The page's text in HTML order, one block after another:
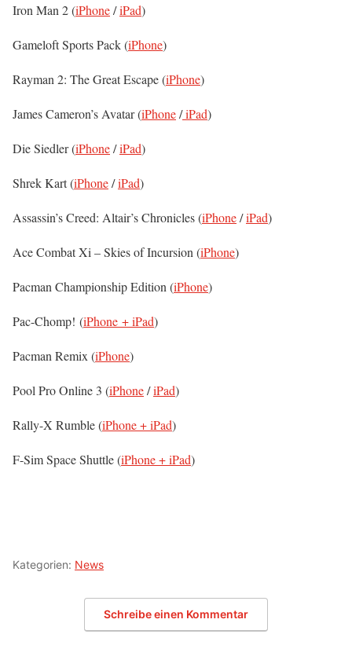
Iron Man 2 (iPhone/iPad)
Gameloft Sports Pack (iPhone)
Rayman 2: The Great Escape (iPhone)
James Cameron’s Avatar (iPhone/iPad)
Die Siedler (iPhone/iPad)
Shrek Kart (iPhone/iPad)
Assassin’s Creed: Altair’s Chronicles (iPhone/iPad)
Ace Combat Xi – Skies of Incursion (iPhone)
Pacman Championship Edition (iPhone)
Pac-Chomp! (iPhone + iPad)
Pacman Remix (iPhone)
Pool Pro Online 3 (iPhone/iPad)
Rally-X Rumble (iPhone + iPad)
F-Sim Space Shuttle (iPhone + iPad)
Kategorien: News
Schreibe einen Kommentar